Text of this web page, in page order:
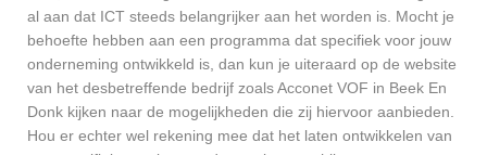
al aan dat ICT steeds belangrijker aan het worden is. Mocht je
behoefte hebben aan een programma dat specifiek voor jouw
onderneming ontwikkeld is, dan kun je uiteraard op de website
van het desbetreffende bedrijf zoals Acconet VOF in Beek En
Donk kijken naar de mogelijkheden die zij hiervoor aanbieden.
Hou er echter wel rekening mee dat het laten ontwikkelen van